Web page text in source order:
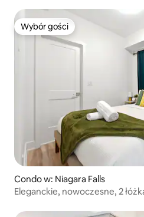
Wybór gości
Wybór gości
Condo w: Niagara Falls
Eleganckie, nowoczesne, 2